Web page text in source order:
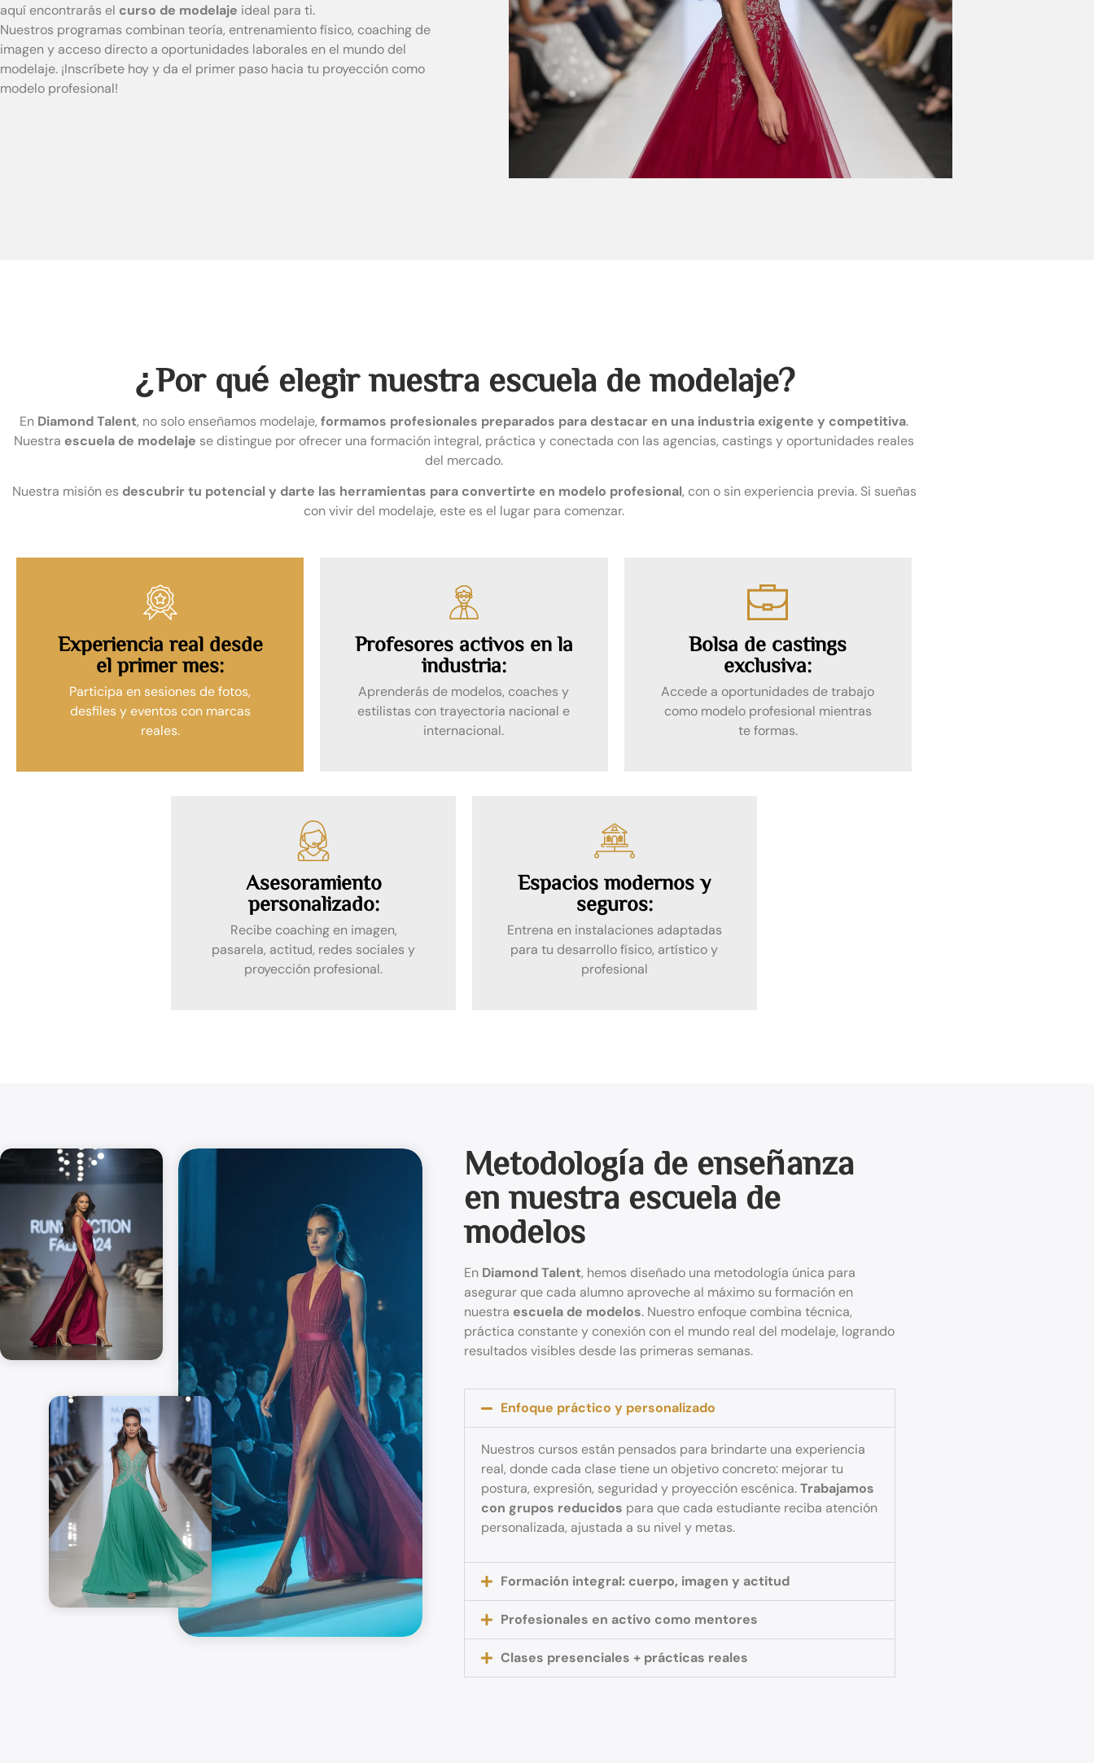
aquí encontrarás el curso de modelaje ideal para ti.
Nuestros programas combinan teoría, entrenamiento físico, coaching de
imagen y acceso directo a oportunidades laborales en el mundo del
modelaje. ¡Inscríbete hoy y da el primer paso hacia tu proyección como
modelo profesional!
¿Por qué elegir nuestra escuela de modelaje?
En Diamond Talent, no solo enseñamos modelaje, formamos profesionales preparados para destacar en una industria exigente y competitiva.
Nuestra escuela de modelaje se distingue por ofrecer una formación integral, práctica y conectada con las agencias, castings y oportunidades reales
del mercado.
Nuestra misión es descubrir tu potencial y darte las herramientas para convertirte en modelo profesional, con o sin experiencia previa. Si sueñas
con vivir del modelaje, este es el lugar para comenzar.
Experiencia real desde
el primer mes:
Participa en sesiones de fotos,
desfiles y eventos con marcas
reales.
Profesores activos en la
industria:
Aprenderás de modelos, coaches y
estilistas con trayectoria nacional e
internacional.
Bolsa de castings
exclusiva:
Accede a oportunidades de trabajo
como modelo profesional mientras
te formas.
Asesoramiento
personalizado:
Recibe coaching en imagen,
pasarela, actitud, redes sociales y
proyección profesional.
Espacios modernos y
seguros:
Entrena en instalaciones adaptadas
para tu desarrollo físico, artístico y
profesional
Metodología de enseñanza
en nuestra escuela de
modelos
En Diamond Talent, hemos diseñado una metodología única para
asegurar que cada alumno aproveche al máximo su formación en
nuestra escuela de modelos. Nuestro enfoque combina técnica,
práctica constante y conexión con el mundo real del modelaje, logrando
resultados visibles desde las primeras semanas.
Enfoque práctico y personalizado
Nuestros cursos están pensados para brindarte una experiencia
real, donde cada clase tiene un objetivo concreto: mejorar tu
postura, expresión, seguridad y proyección escénica.Trabajamos
con grupos reducidos para que cada estudiante reciba atención
personalizada, ajustada a su nivel y metas.
Formación integral: cuerpo, imagen y actitud
Profesionales en activo como mentores
Clases presenciales + prácticas reales